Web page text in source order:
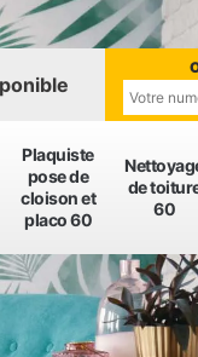
Plaquiste
pose de
cloison et
placo 60
de
60